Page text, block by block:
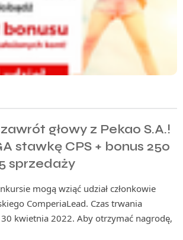
głowy z Pekao S.A.!
stawkę CPS + bonus 250
sprzedaży
mogą wziąć udział członkowie
ComperiaLead. Czas trwania
kwietnia 2022. Aby otrzymać nagrodę,